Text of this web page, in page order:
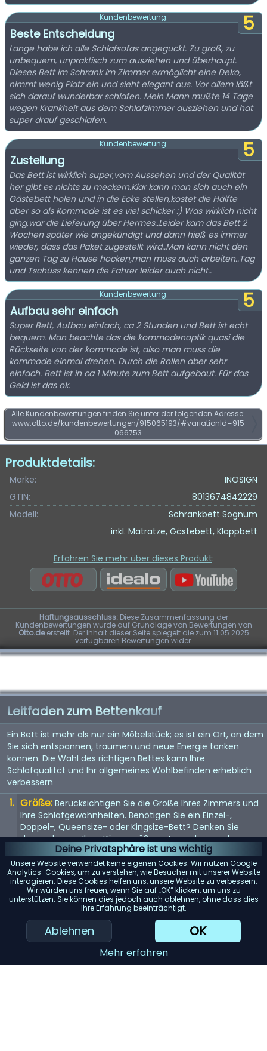
Deine Privatsphäre ist uns wichtig
Unsere Website verwendet keine eigenen Cookies. Wir nutzen Google
Analytics-Cookies, um zu verstehen, wie Besucher mit unserer Website
interagieren. Diese Cookies helfen uns, unsere Website zu verbessern.
Wir würden uns freuen, wenn Sie auf „OK“ klicken, um uns zu
unterstützen. Sie können dies jedoch auch ablehnen, ohne dass dies
Ihre Erfahrung beeinträchtigt.
Ablehnen OK
Mehr erfahren
5
Kundenbewertung:
Beste Entscheidung
Lange habe ich alle Schlafsofas angeguckt. Zu groß, zu
unbequem, unpraktisch zum ausziehen und überhaupt.
Dieses Bett im Schrank im Zimmer ermöglicht eine Deko,
nimmt wenig Platz ein und sieht elegant aus. Vor allem läßt
sich darauf wunderbar schlafen. Mein Mann mußte 14 Tage
wegen Krankheit aus dem Schlafzimmer ausziehen und hat
super drauf geschlafen.
5
Kundenbewertung:
Zustellung
Das Bett ist wirklich super,vom Aussehen und der Qualität
her gibt es nichts zu meckern.Klar kann man sich auch ein
Gästebett holen und in die Ecke stellen,kostet die Hälfte
aber so als Kommode ist es viel schicker :) Was wirklich nicht
ging,war die Lieferung über Hermes..Leider kam das Bett 2
Wochen später wie angekündigt und dann hieß es immer
wieder, dass das Paket zugestellt wird..Man kann nicht den
ganzen Tag zu Hause hocken,man muss auch arbeiten..Tag
und Tschüss kennen die Fahrer leider auch nicht..
5
Kundenbewertung:
Aufbau sehr einfach
Super Bett, Aufbau einfach, ca 2 Stunden und Bett ist echt
bequem. Man beachte das die kommodenoptik quasi die
Rückseite von der kommode ist, also man muss die
kommode einmal drehen. Durch die Rollen aber sehr
einfach. Bett ist in ca 1 Minute zum Bett aufgebaut. Für das
Geld ist das ok.
Alle Kundenbewertungen finden Sie unter der folgenden Adresse:
www.otto.de/kundenbewertungen/915065193/#variationId=915
066753
Produktdetails:
Marke:
INOSIGN
GTIN:
8013674842229
Modell:
Schrankbett Sognum
inkl. Matratze, Gästebett, Klappbett
Erfahren Sie mehr über dieses Produkt:
Haftungsausschluss:Diese Zusammenfassung der
Kundenbewertungen wurde auf Grundlage von Bewertungen von
Otto.deerstellt. Der Inhalt dieser Seite spiegelt die zum 11.05.2025
verfügbaren Bewertungen wider.
Leitfaden zum Bettenkauf
Ein Bett ist mehr als nur ein Möbelstück; es ist ein Ort, an dem
Sie sich entspannen, träumen und neue Energie tanken
können. Die Wahl des richtigen Bettes kann Ihre
Schlafqualität und Ihr allgemeines Wohlbefinden erheblich
verbessern
Größe: Berücksichtigen Sie die Größe Ihres Zimmers und
Ihre Schlafgewohnheiten. Benötigen Sie ein Einzel-,
Doppel-, Queensize- oder Kingsize-Bett? Denken Sie
daran, dass es Ihrer Körpergröße entsprechen und
genügend Platz bieten sollte, wenn Sie es mit jemandem
teilen.
Matratze: Die Matratze ist entscheidend für einen guten
Schlaf. Suchen Sie nach einer Matratze, die Ihr
Körpergewicht gleichmäßig verteilt und Ihren
Komfortvorlieben entspricht, sei es weich, mittel oder
Rahmenmaterial: Das Material des Bettrahmens trägt